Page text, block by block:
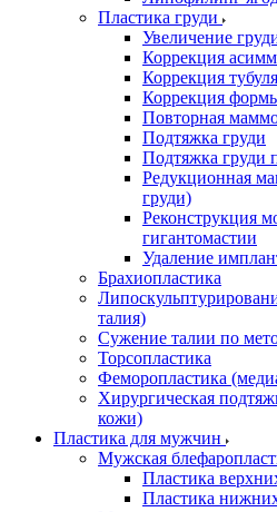
Пластика груди
Увеличение
Коррекция
Коррекция
Коррекция
Повторная
Подтяжка груди
Подтяжка груди
Редукционная
груди)
Реконструкция
гигантомастии
Удаление
Брахиопластика
талия)
Сужение талии по
Торсопластика
Феморопластика
Хирургическая
кожи)
Пластика для мужчин
Мужская
Пластика
Пластика